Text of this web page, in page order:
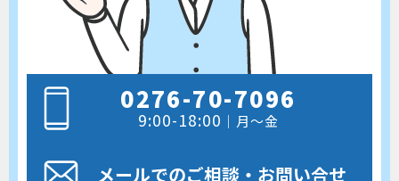
0276-70-7096
9:00-18:00 ｜月～金
メールでのご相談 ・お問い合せ